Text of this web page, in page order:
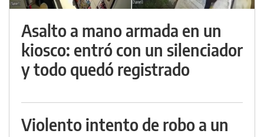
Asalto a mano armada en un
kiosco: entró con un silenciador
y todo quedó registrado
Violento intento de robo a un